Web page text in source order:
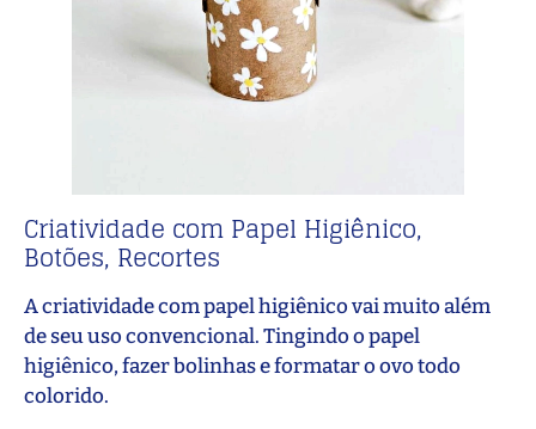
Criatividade com Papel Higiênico,
Botões, Recortes
A criatividade com papel higiênico vai muito além
de seu uso convencional. Tingindo o papel
higiênico, fazer bolinhas e formatar o ovo todo
colorido.